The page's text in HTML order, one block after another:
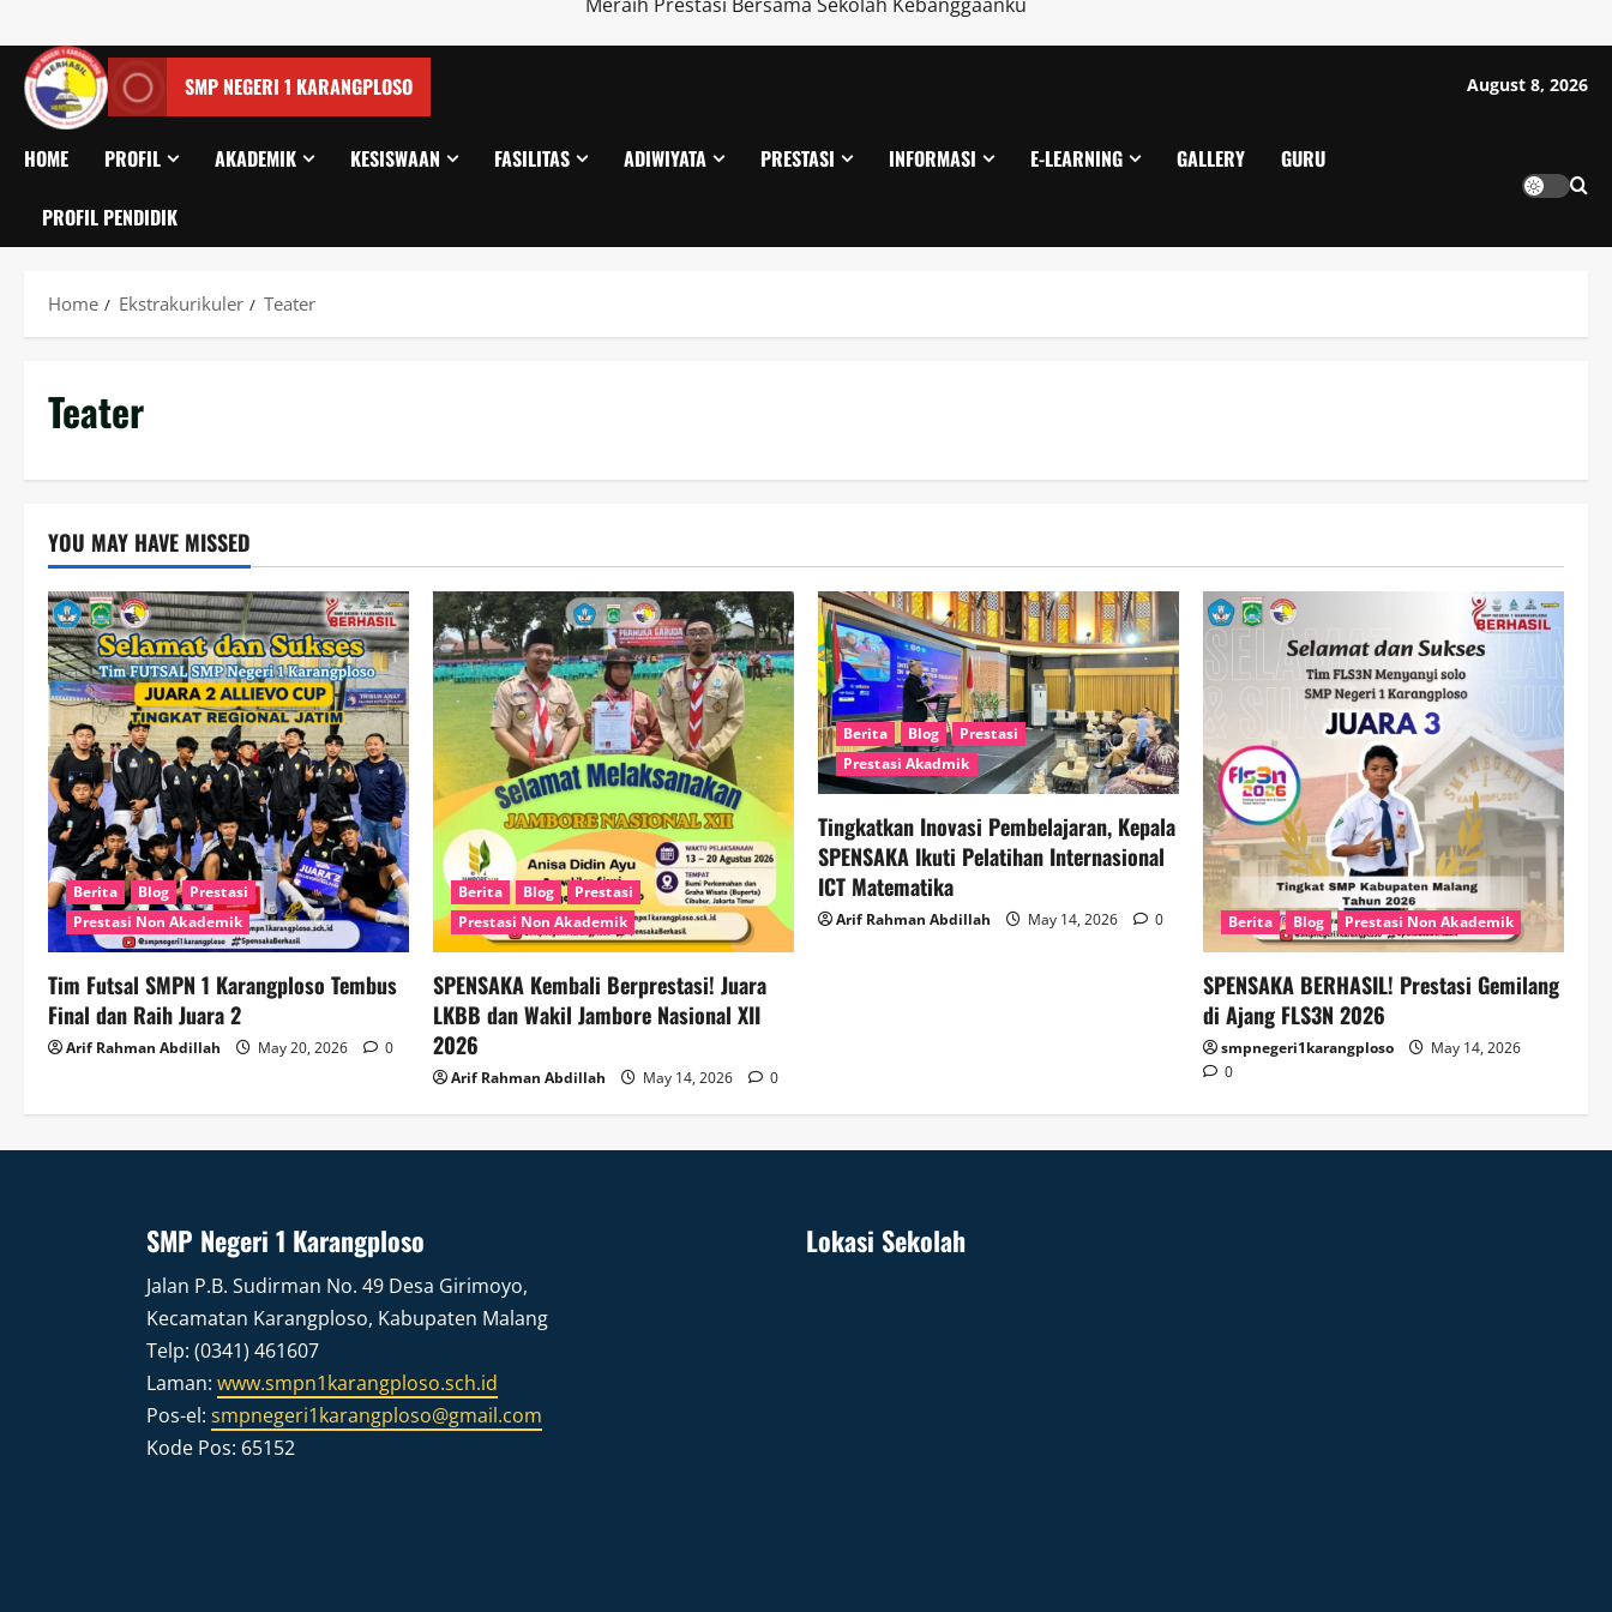
SMP NEGERI 1 KARANGPLOSO
HOME PROFIL AKADEMIK KESISWAAN FASILITAS ADIWIYATA PRESTASI INFORMASI E-LEARNING GALLERY GURU
PROFIL PENDIDIK
August 8, 2026
Home Ekstrakurikuler Teater
Teater
YOU MAY HAVE MISSED
Berita Blog
Prestasi
Prestasi Non Akademik
Tim Futsal SMPN 1 Karangploso Tembus
Final dan Raih Juara 2
Arif Rahman Abdillah May 20, 2026 0
Berita Blog
Prestasi
Prestasi Non Akademik
SPENSAKA Kembali Berprestasi! Juara
LKBB dan Wakil Jambore Nasional XII
2026
Arif Rahman Abdillah May 14, 2026 0
Berita Blog
Prestasi
Prestasi Akadmik
Tingkatkan Inovasi Pembelajaran, Kepala
SPENSAKA Ikuti Pelatihan Internasional
ICT Matematika
Arif Rahman Abdillah May 14, 2026 0 Berita Blog Prestasi Non Akademik
SPENSAKA BERHASIL! Prestasi Gemilang
di Ajang FLS3N 2026
smpnegeri1karangploso
May 14, 2026
0
SMP Negeri 1 Karangploso
Jalan P.B. Sudirman No. 49 Desa Girimoyo,
Kecamatan Karangploso, Kabupaten Malang
Telp: (0341) 461607
Laman: www.smpn1karangploso.sch.id
Pos-el: smpnegeri1karangploso@gmail.com
Kode Pos: 65152
Lokasi Sekolah